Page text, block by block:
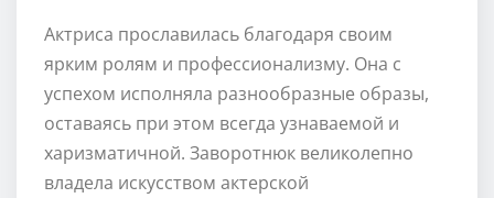
Актриса прославилась благодаря своим
ярким ролям и профессионализму. Она с
успехом исполняла разнообразные образы,
оставаясь при этом всегда узнаваемой и
харизматичной. Заворотнюк великолепно
владела искусством актерской